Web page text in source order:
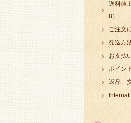
送料値
8）
ご注文
発送方
お支払
ポイン
返品・